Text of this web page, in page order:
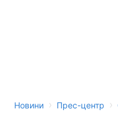
Новини › Прес-центр ›